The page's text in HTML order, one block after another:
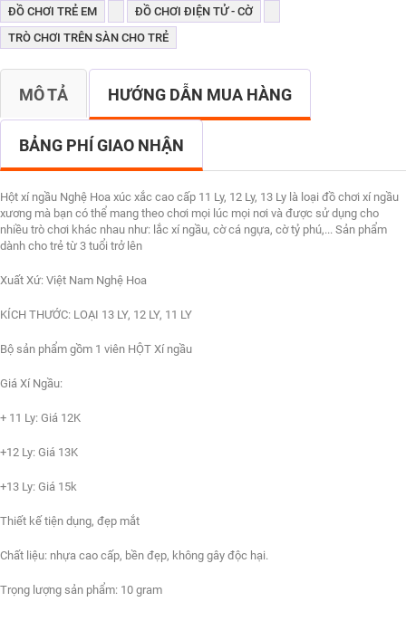
ĐỒ CHƠI TRẺ EM
ĐỒ CHƠI ĐIỆN TỬ - CỜ
TRÒ CHƠI TRÊN SÀN CHO TRẺ
MÔ TẢ HƯỚNG DẪN MUA HÀNG
BẢNG PHÍ GIAO NHẬN
Hột xí ngầu Nghệ Hoa xúc xắc cao cấp 11 Ly, 12 Ly, 13 Ly là loại đồ chơi xí ngầu
xương mà bạn có thể mang theo chơi mọi lúc mọi nơi và được sử dụng cho
nhiều trò chơi khác nhau như: lắc xí ngầu, cờ cá ngựa, cờ tỷ phú,... Sản phẩm
dành cho trẻ từ 3 tuổi trở lên
Xuất Xứ: Việt Nam Nghệ Hoa
KÍCH THƯỚC: LOẠI 13 LY, 12 LY, 11 LY
Bộ sản phẩm gồm 1 viên HỘT Xí ngầu
Giá Xí Ngầu:
+ 11 Ly: Giá 12K
+12 Ly: Giá 13K
+13 Ly: Giá 15k
Thiết kế tiện dụng, đẹp mắt
Chất liệu: nhựa cao cấp, bền đẹp, không gây độc hại.
Trọng lượng sản phẩm: 10 gram